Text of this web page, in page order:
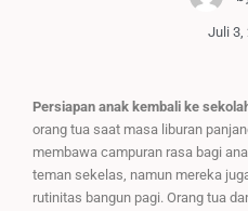
Juli 3,
Persiapan anak kembali ke
orang tua saat masa liburan
membawa campuran rasa bagi
teman sekelas, namun mereka
rutinitas bangun pagi. Orang tua